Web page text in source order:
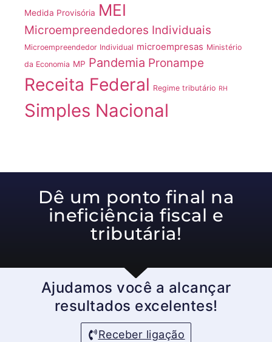
Medida Provisória MEI
Microempreendedores Individuais
Microempreendedor Individual microempresas Ministério
da Economia MP Pandemia Pronampe
Receita Federal Regime tributário RH
Simples Nacional
Dê um ponto final na
ineficiência fiscal e
tributária!
Ajudamos você a alcançar
resultados excelentes!
Receber ligação